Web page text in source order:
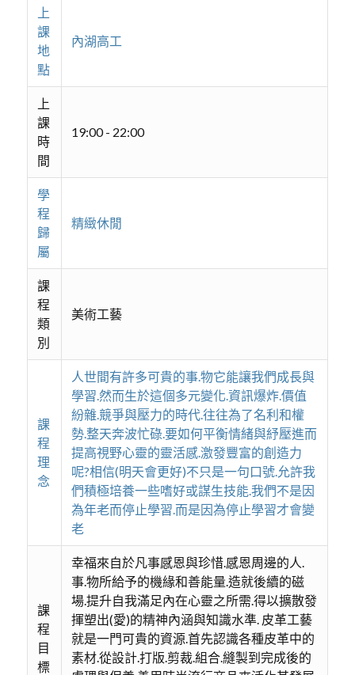
上
課
地
點
內湖高工
上
課
時
間
19:00 - 22:00
學
程
歸
屬
精緻休閒
課
程
類
別
美術工藝
課
程
理
念
人世間有許多可貴的事.物它能讓我們成長與
學習.然而生於這個多元變化.資訊爆炸.價值
紛雜.競爭與壓力的時代.往往為了名利和權
勢.整天奔波忙碌.要如何平衡情緒與紓壓進而
提高視野心靈的靈活感.激發豐富的創造力
呢?相信(明天會更好)不只是一句口號.允許我
們積極培養一些嗜好或謀生技能.我們不是因
為年老而停止學習.而是因為停止學習才會變
老
課
程
目
標
幸福來自於凡事感恩與珍惜.感恩周邊的人.
事.物所給予的機緣和善能量.造就後續的磁
場.提升自我滿足內在心靈之所需.得以擴散發
揮塑出(愛)的精神內涵與知識水準. 皮革工藝
就是一門可貴的資源.首先認識各種皮革中的
素材.從設計.打版.剪裁.組合.縫製到完成後的